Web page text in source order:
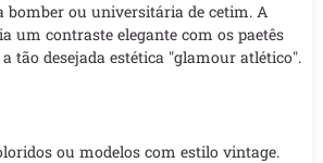
bomber ou universitária de cetim. A
um contraste elegante com os paetês
tão desejada estética "glamour atlético".
ou modelos com estilo vintage.